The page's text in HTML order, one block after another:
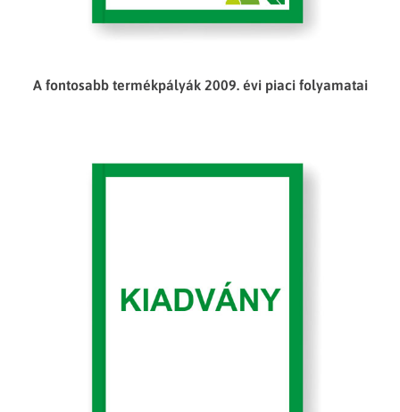
A fontosabb termékpályák 2009. évi piaci folyamatai